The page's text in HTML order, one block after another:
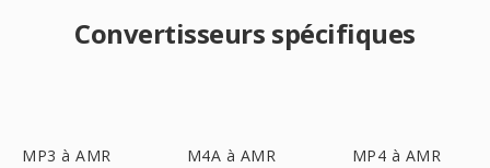
Convertisseurs spécifiques
MP3 à AMR M4A à AMR MP4 à AMR